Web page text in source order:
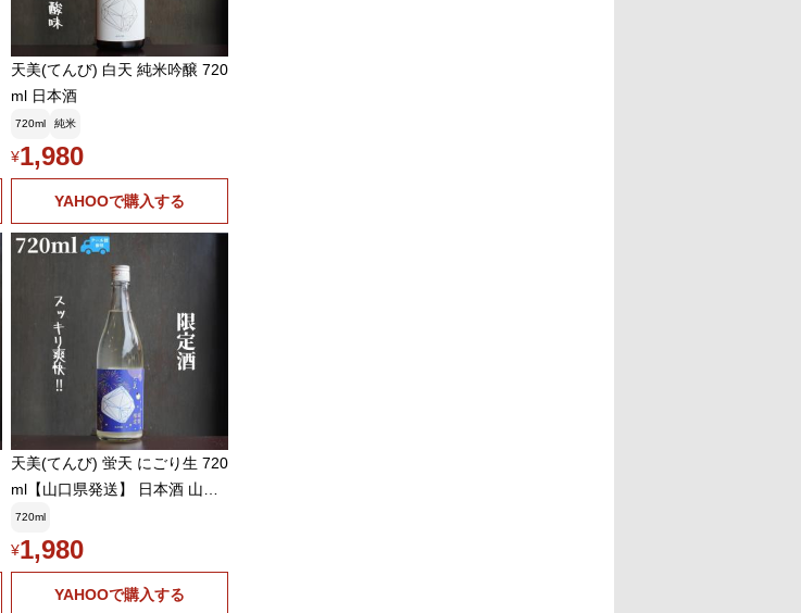
天美(てんび) 白天 純米吟醸 720
ml 日本酒
720ml 純米
¥1,980
YAHOOで購入する
天美(てんび) 蛍天 にごり生 720
ml【山口県発送】 日本酒 山口
県限定
720ml
¥1,980
YAHOOで購入する